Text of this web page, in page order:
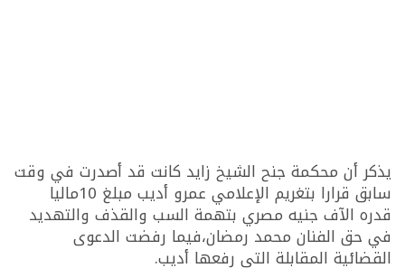
يذكر أن محكمة جنح الشيخ زايد كانت قد أصدرت في وقت
سابق قرارا بتغريم الإعلامي عمرو أديب مبلغ 10ماليا
قدره الآف جنيه مصري بتهمة السب والقذف والتهديد
في حق الفنان محمد رمضان،فيما رفضت الدعوى
القضائية المقابلة التي رفعها أديب.